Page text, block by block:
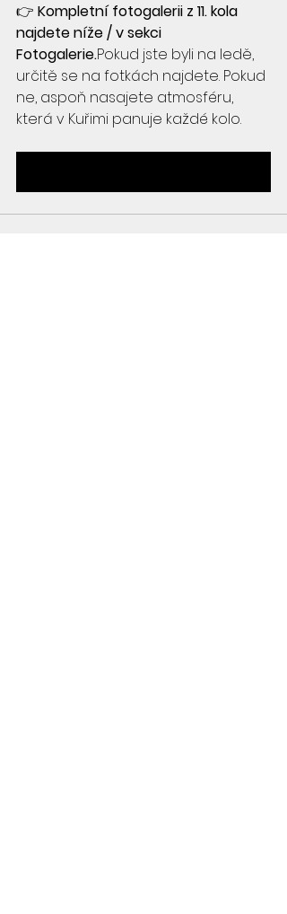
👉 Kompletní fotogalerii z 11. kola
najdete níže / v sekci
Fotogalerie.Pokud jste byli na ledě,
určitě se na fotkách najdete. Pokud
ne, aspoň nasajete atmosféru,
která v Kuřimi panuje každé kolo.